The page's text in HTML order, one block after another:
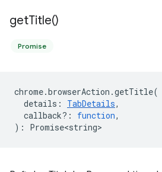
getTitle()
Promise
chrome.browserAction .getTitle(
details : TabDetails,
callback? : function,
) : Promise<string>